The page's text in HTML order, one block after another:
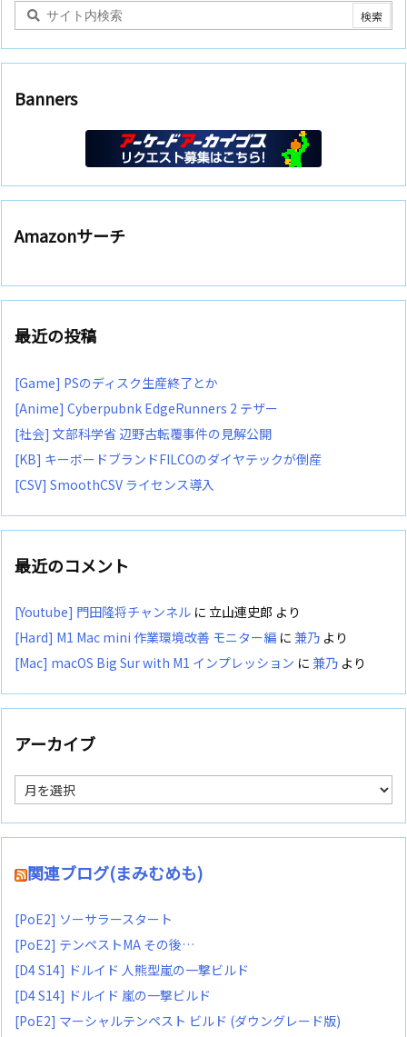
Banners
Amazonサーチ
最近の投稿
[Game] PSのディスク生産終了とか
[Anime] Cyberpubnk EdgeRunners 2 テザー
[社会] 文部科学省 辺野古転覆事件の見解公開
[KB] キーボードブランドFILCOのダイヤテックが倒産
[CSV] SmoothCSV ライセンス導入
最近のコメント
[Youtube] 門田隆将チャンネル に 立山連史郎 より
[Hard] M1 Mac mini 作業環境改善 モニター編 に 兼乃 より
[Mac] macOS Big Sur with M1 インプレッション に 兼乃 より
アーカイブ
ア
ー
カ
イ
関連ブログ(まみむめも)
[PoE2] ソーサラースタート
[PoE2] テンペストMA その後…
[D4 S14] ドルイド 人熊型嵐の一撃ビルド
[D4 S14] ドルイド 嵐の一撃ビルド
[PoE2] マーシャルテンペスト ビルド (ダウングレード版)